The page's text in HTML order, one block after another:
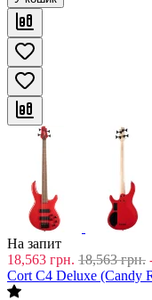
На запит
18,563 грн. 18,563 грн.
Cort C4 Deluxe (Candy